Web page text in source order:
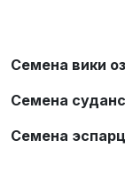
Семена вики
Семена
Семена